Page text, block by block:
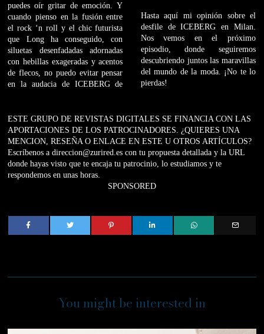
puedes oír gritar de emoción. Y
cuando pienso en la fusión entre
el rock ‘n roll y el chic futurista
que Long ha conseguido, con
siluetas desenfadadas adornadas
con hebillas exageradas y acentos
de flecos, no puedo evitar pensar
en la audacia de ICEBERG de
Hasta aquí mi opinión sobre el
desfile de ICEBERG en Milan.
Nos vemos en el próximo
episodio, donde seguiremos
descubriendo juntos las maravillas
del mundo de la moda. ¡No te lo
pierdas!
ESTE GRUPO DE REVISTAS DIGITALES SE FINANCIA CON LAS
APORTACIONES DE LOS PATROCINADORES. ¿QUIERES UNA
MENCION, RESEÑA O ENLACE EN ESTE U OTROS ARTÍCULOS?
Escríbenos a direccion@zurired.es con tu propuesta detallada y la URL
donde hayas visto que te encaja tu patrocinio, lo estudiamos y te
respondemos en unas horas.
SPONSORED
You might be interested in